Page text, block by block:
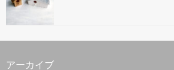
アーカイブ